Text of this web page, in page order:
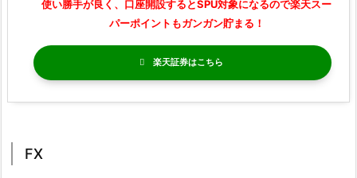
使い勝手が良く、口座開設するとSPU対象になるので楽天スー
パーポイントもガンガン貯まる！
楽天証券
FX